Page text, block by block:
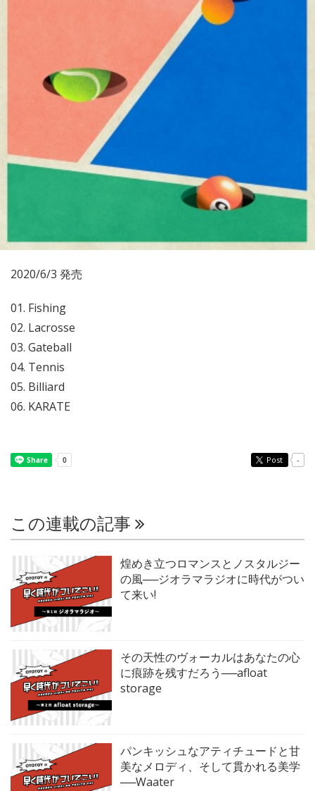
2020/6/3 発売
01. Fishing
02. Lacrosse
03. Gateball
04. Tennis
05. Billiard
06. KARATE
Post -
この連載の記事
煌めき立つロマンスとノスタルジー
の風──ジオラマラジオに時代がつい
て来い!
その天性のヴォーカルはあなたの心
に痕跡を残すだろう──afloat
storage
パンキッシュなアティチュードと甘
美なメロディ、そして貫かれる美学
──Waater